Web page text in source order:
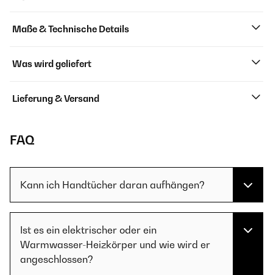
Maße & Technische Details
Was wird geliefert
Lieferung & Versand
FAQ
Kann ich Handtücher daran aufhängen?
Ist es ein elektrischer oder ein
Warmwasser-Heizkörper und wie wird er
angeschlossen?